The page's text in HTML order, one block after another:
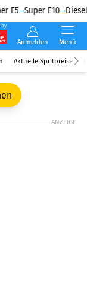
E5 Super E10 Diesel
by
Anmelden Menü
Aktuelle Spritpreise
ANZEIGE